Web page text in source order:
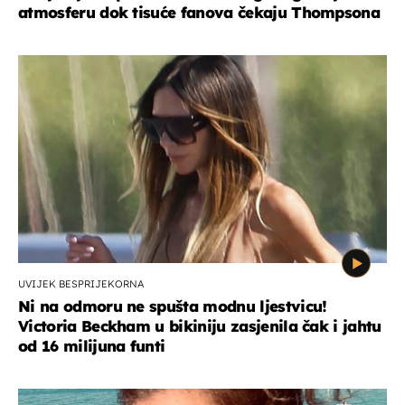
atmosferu dok tisuće fanova čekaju Thompsona
UVIJEK BESPRIJEKORNA
Ni na odmoru ne spušta modnu ljestvicu!
Victoria Beckham u bikiniju zasjenila čak i jahtu
od 16 milijuna funti